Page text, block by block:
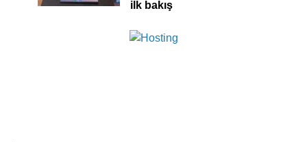
ilk bakış